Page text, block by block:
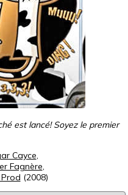
est lancé! Soyez le premier
Cayce,
Fagnère,
(2008)